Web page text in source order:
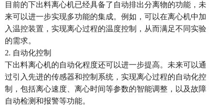
目前的下出料离心机已经具备了自动排出分离物的功能，未
来可以进一步实现多功能的集成。例如，可以在离心机中加
入温控装置，实现离心过程的温度控制，从而满足不同实验
的需求。
2. 自动化控制
下出料离心机的自动化程度还可以进一步提高。未来可以通
过引入先进的传感器和控制系统，实现离心过程的自动化控
制，包括离心速度、离心时间等参数的智能调整，以及故障
自动检测和报警等功能。